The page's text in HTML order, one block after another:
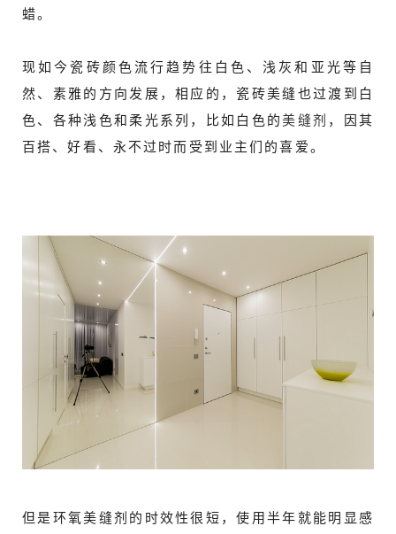
蜡。
现如今瓷砖颜色流行趋势往白色、浅灰和亚光等自
然、素雅的方向发展，相应的，瓷砖美缝也过渡到白
色、各种浅色和柔光系列，比如白色的美缝剂 ，因其
百搭、好看、永不过时而受到业主们的喜爱。
但是环氧美缝剂的时效性很短，使用半年就能明显感